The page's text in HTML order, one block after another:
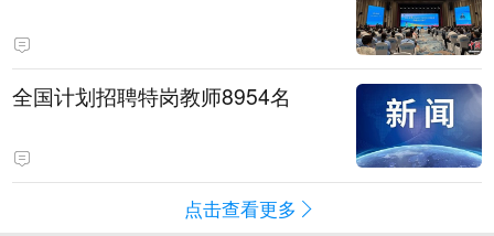
全国计划招聘特岗教师8954名
点击查看更多